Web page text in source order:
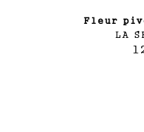
fleur
LA